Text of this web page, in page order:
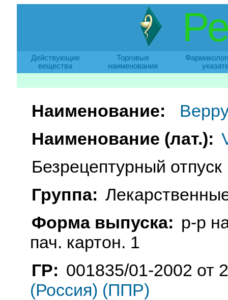
Действующие
вещества
Торговые
наименования
Наименование:
Наименование (лат.):
Безрецептурный отпуск
Группа:
Форма выпуска: р-р
пач. картон. 1
ГР: 001835/01-2002 от
(Россия) (ППР)